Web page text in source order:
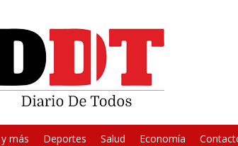
más Deportes Salud Economía